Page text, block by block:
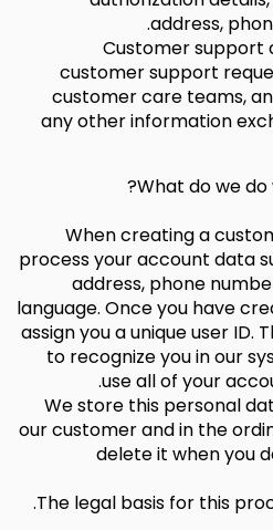
address,
Customer support
customer support
customer care teams,
any other information
What do we do
When creating a
process your account data
address, phone
language. Once you have
assign you a unique user ID.
to recognize you in our
use all of your
We store this personal
our customer and in the
delete it when you
The legal basis for this